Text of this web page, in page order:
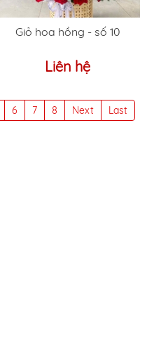
Giỏ hoa hồng - số 10
Liên hệ
6 7 8 Next Last